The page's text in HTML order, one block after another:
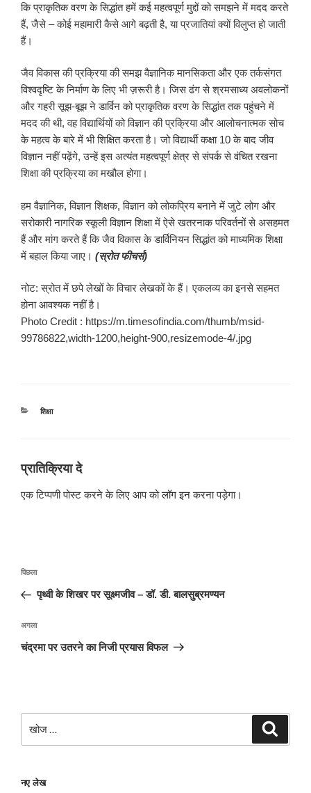
कि प्राकृतिक वरण के सिद्धांत हमें कई महत्वपूर्ण मुद्दों को समझने में मदद करते
हैं, जैसे – कोई महामारी कैसे आगे बढ़ती है, या प्रजातियां क्यों विलुप्त हो जाती
हैं।
जैव विकास की प्रक्रिया की समझ वैज्ञानिक मानसिकता और एक तर्कसंगत
विश्वदृष्टि के निर्माण के लिए भी ज़रूरी है। जिस ढंग से श्रमसाध्य अवलोकनों
और गहरी सूझ-बूझ ने डार्विन को प्राकृतिक वरण के सिद्धांत तक पहुंचने में
मदद की थी, वह विद्यार्थियों को विज्ञान की प्रक्रिया और आलोचनात्मक सोच
के महत्व के बारे में भी शिक्षित करता है। जो विद्यार्थी कक्षा 10 के बाद जीव
विज्ञान नहीं पढ़ेंगे, उन्हें इस अत्यंत महत्वपूर्ण क्षेत्र से संपर्क से वंचित रखना
शिक्षा की प्रक्रिया का मखौल होगा।
हम वैज्ञानिक, विज्ञान शिक्षक, विज्ञान को लोकप्रिय बनाने में जुटे लोग और
सरोकारी नागरिक स्कूली विज्ञान शिक्षा में ऐसे खतरनाक परिवर्तनों से असहमत
हैं और मांग करते हैं कि जैव विकास के डार्विनियन सिद्धांत को माध्यमिक शिक्षा
में बहाल किया जाए। (स्रोत फीचर्स)
नोट: स्रोत में छपे लेखों के विचार लेखकों के हैं। एकलव्य का इनसे सहमत
होना आवश्यक नहीं है।
Photo Credit : https://m.timesofindia.com/thumb/msid-
99786822,width-1200,height-900,resizemode-4/.jpg
श्रेणियाँ
शिक्षा
प्रातिक्रिया दे
एक टिप्पणी पोस्ट करने के लिए आप कोलॉग इनकरना पड़ेगा।
पोस्ट
पिछला
पोस्ट:
पिछला
पृथ्वी के शिखर पर सूक्ष्मजीव – डॉ. डी. बालसुब्रमण्यन
अगली
पोस्ट
अगला
चंद्रमा पर उतरने का निजी प्रयास विफल
नए लेख